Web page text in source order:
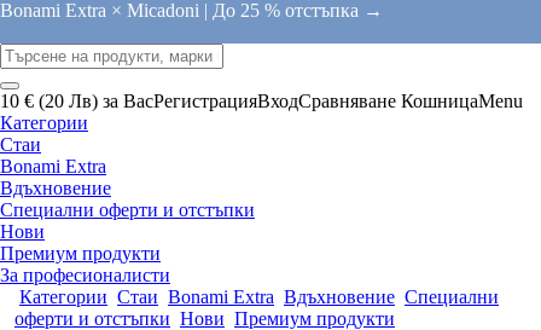
Bonami Extra × Micadoni | До 25 % отстъпка →
10 € (20 Лв) за ВасРегистрацияВходСравняване КошницаMenu
Категории
Стаи
Bonami Extra
Вдъхновение
Специални оферти и отстъпки
Нови
Премиум продукти
За професионалисти
Категории Стаи Bonami Extra Вдъхновение Специални
оферти и отстъпки Нови Премиум продукти